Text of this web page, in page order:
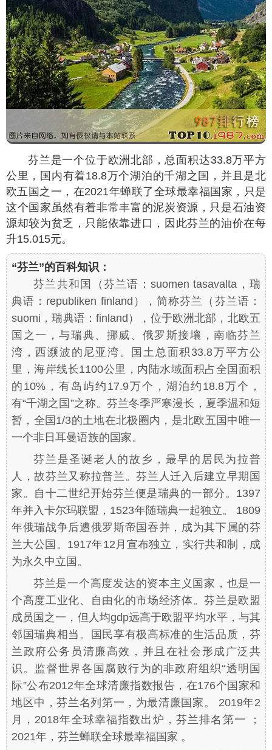
芬兰是一个位于欧洲北部，总面积达33.8万平方
公里，国内有着18.8万个湖泊的千湖之国，并且是北
欧五国之一，在2021年蝉联了全球最幸福国家，只是
这个国家虽然有着非常丰富的泥炭资源，只是石油资
源却较为贫乏，只能依靠进口，因此芬兰的油价在每
升15.015元。
“芬兰”的百科知识：
芬兰共和国（芬兰语：suomen tasavalta，瑞
典语：republiken finland），简称芬兰（芬兰语：
suomi，瑞典语：finland），位于欧洲北部，北欧五
国之一，与瑞典、挪威、俄罗斯接壤，南临芬兰
湾，西濒波的尼亚湾。国土总面积33.8万平方公
里，海岸线长1100公里，内陆水域面积占全国面积
的10%，有岛屿约17.9万个，湖泊约18.8万个，
有“千湖之国”之称。芬兰冬季严寒漫长，夏季温和短
暂，全国1/3的土地在北极圈内，是北欧五国中唯一
一个非日耳曼语族的国家。
芬兰是圣诞老人的故乡，最早的居民为拉普
人，故芬兰又称拉普兰。芬兰人迁入后建立早期国
家。自十二世纪开始芬兰便是瑞典的一部分。1397
年并入卡尔玛联盟，1523年随瑞典一起独立。 1809
年俄瑞战争后遭俄罗斯帝国吞并，成为其下属的芬
兰大公国。1917年12月宣布独立，实行共和制，成
为永久中立国。
芬兰是一个高度发达的资本主义国家，也是一
个高度工业化、自由化的市场经济体。芬兰是欧盟
成员国之一，但人均gdp远高于欧盟平均水平，与其
邻国瑞典相当。国民享有极高标准的生活品质，芬
兰政府公务员清廉高效，并且在社会形成广泛共
识。监督世界各国腐败行为的非政府组织“透明国
际”公布2012年全球清廉指数报告，在176个国家和
地区中，芬兰名列第一，为最清廉国家。 2019年2
月，2018年全球幸福指数出炉，芬兰排名第一 ；
2021年，芬兰蝉联全球最幸福国家 。